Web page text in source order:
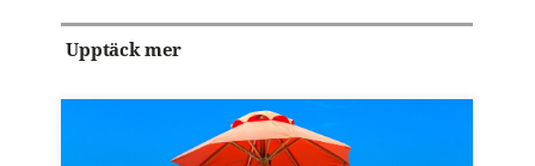
Upptäck mer